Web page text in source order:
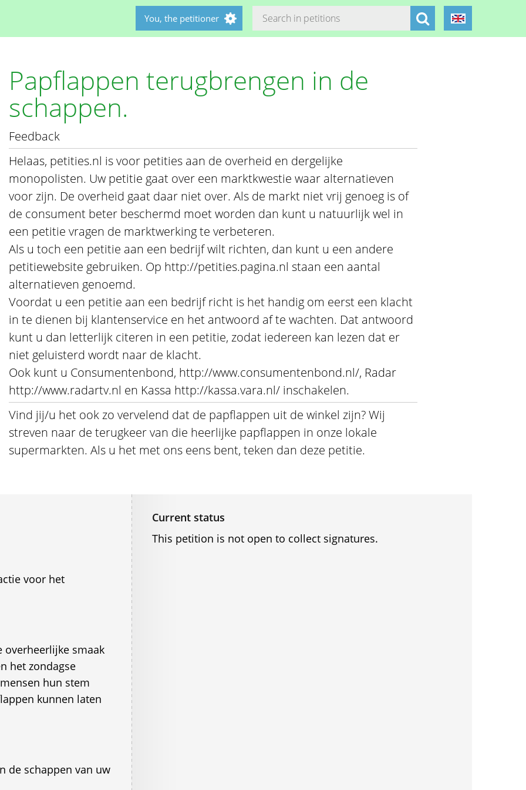
You, the petitioner
Papflappen terugbrengen in de
schappen.
Feedback
Helaas, petities.nl is voor petities aan de overheid en dergelijke
monopolisten. Uw petitie gaat over een marktkwestie waar alternatieven
voor zijn. De overheid gaat daar niet over. Als de markt niet vrij genoeg is of
de consument beter beschermd moet worden dan kunt u natuurlijk wel in
een petitie vragen de marktwerking te verbeteren.
Als u toch een petitie aan een bedrijf wilt richten, dan kunt u een andere
petitiewebsite gebruiken. Op http://petities.pagina.nl staan een aantal
alternatieven genoemd.
Voordat u een petitie aan een bedrijf richt is het handig om eerst een klacht
in te dienen bij klantenservice en het antwoord af te wachten. Dat antwoord
kunt u dan letterlijk citeren in een petitie, zodat iedereen kan lezen dat er
niet geluisterd wordt naar de klacht.
Ook kunt u Consumentenbond, http://www.consumentenbond.nl/, Radar
http://www.radartv.nl en Kassa http://kassa.vara.nl/ inschakelen.
Vind jij/u het ook zo vervelend dat de papflappen uit de winkel zijn? Wij
streven naar de terugkeer van die heerlijke papflappen in onze lokale
supermarkten. Als u het met ons eens bent, teken dan deze petitie.
voor het
overheerlijke smaak
het zondagse
hun stem
kunnen laten
de schappen van uw
Current status
This petition is not open to collect signatures.